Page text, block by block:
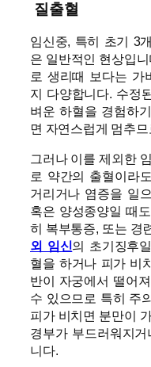
질출혈
임신중, 특히 초기 3
은 일반적인 현상입
로 생리때 보다는 가
지 다양합니다. 수정
벼운 하혈을 경험하
면 자연스럽게 멈추
그러나 이를 제외한
로 약간의 출혈이라
거리거나 염증을 일
혹은 양성종양일 때
히 복부통증, 또는 경
외 임신의 초기징후
혈을 하거나 피가 비
반이 자궁에서 떨어
수 있으므로 특히 주
피가 비치면 분만이
경부가 부드러워지
니다.